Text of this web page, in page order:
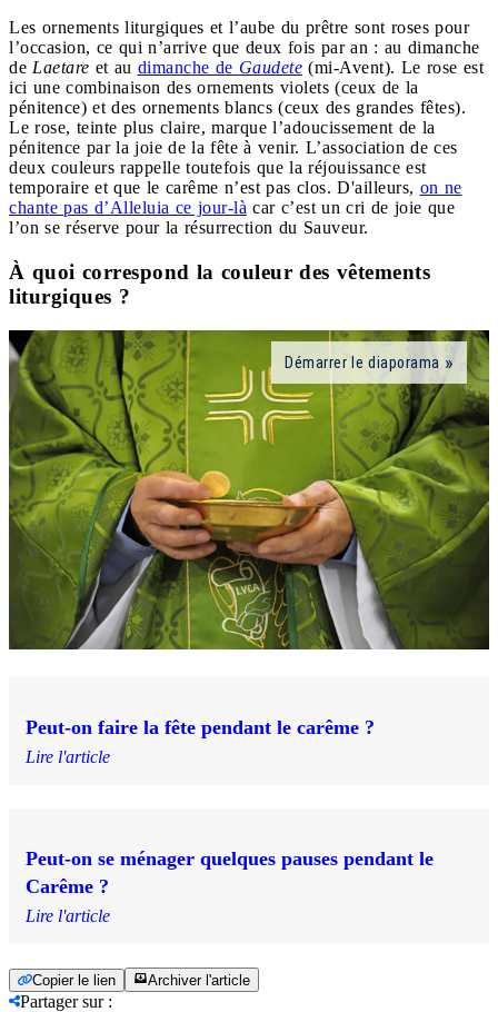
Les ornements liturgiques et l’aube du prêtre sont roses pour
l’occasion, ce qui n’arrive que deux fois par an : au dimanche
de Laetare et au dimanche de Gaudete (mi-Avent). Le rose est
ici une combinaison des ornements violets (ceux de la
pénitence) et des ornements blancs (ceux des grandes fêtes).
Le rose, teinte plus claire, marque l’adoucissement de la
pénitence par la joie de la fête à venir. L’association de ces
deux couleurs rappelle toutefois que la réjouissance est
temporaire et que le carême n’est pas clos. D'ailleurs, on ne
chante pas d’Alleluia ce jour-là car c’est un cri de joie que
l’on se réserve pour la résurrection du Sauveur.
À quoi correspond la couleur des vêtements
liturgiques ?
Démarrer le diaporama
Peut-on faire la fête pendant le carême ?
Lire l'article
Peut-on se ménager quelques pauses pendant le
Carême ?
Lire l'article
Copier le lien Archiver l'article
Partager sur: